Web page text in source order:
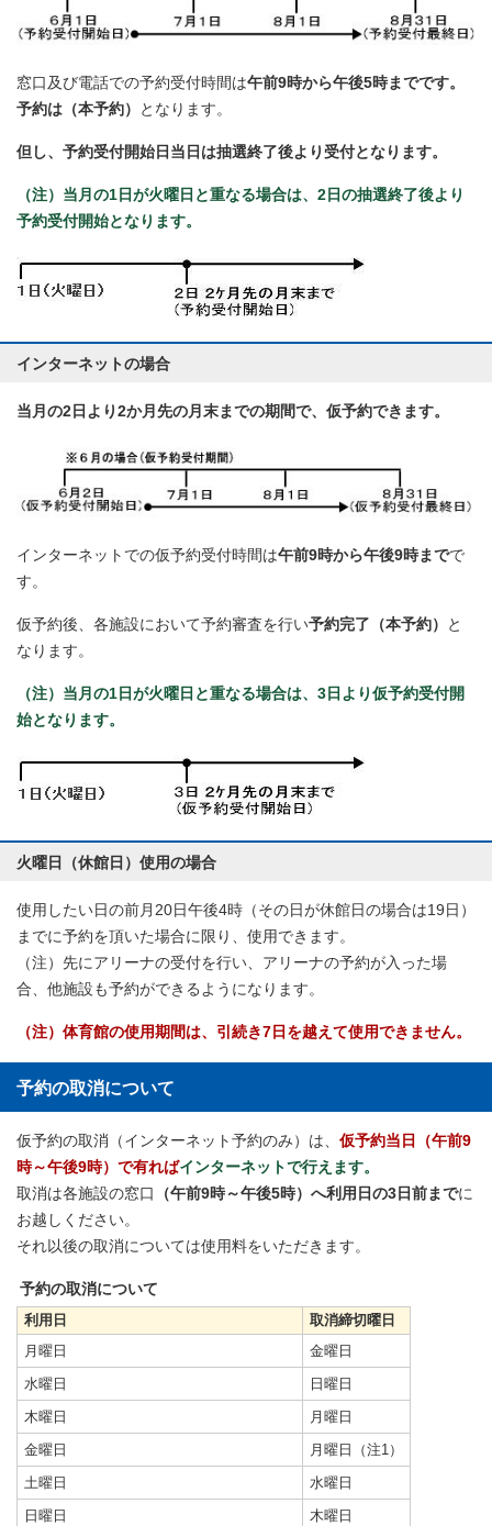
窓口及び電話での予約受付時間は午前9時から午後5時までです。
予約は（本予約）
となります。
但し、予約受付開始日当日は抽選終了後より受付となります。
（注）当月の1日が火曜日と重なる場合は、2日の抽選終了後より
予約受付開始となります。
インターネットの場合
当月の2日より2か月先の月末までの期間で、仮予約できます。
インターネットでの仮予約受付時間は午前9時から午後9時までで
す。
仮予約後、各施設において予約審査を行い予約完了（本予約）
と
なります。
（注）当月の1日が火曜日と重なる場合は、3日より仮予約受付開
始となります。
火曜日（休館日）使用の場合
使用したい日の前月20日午後4時（その日が休館日の場合は19日）
までに予約を頂いた場合に限り、使用できます。
（注）先にアリーナの受付を行い、アリーナの予約が入った場
合、他施設も予約ができるようになります。
（注）体育館の使用期間は、引続き7日を越えて使用できません。
予約の取消について
仮予約の取消（インターネット予約のみ）は、 仮予約当日（午前9
時～午後9時）で有ればインターネットで行えます。
取消は各施設の窓口
（午前9時～午後5時）へ利用日の3日前までに
お越しください。
それ以後の取消については使用料をいただきます。
予約の取消について
利用日
取消締切曜日
月曜日
金曜日
水曜日
日曜日
木曜日
月曜日
金曜日
月曜日（注1）
土曜日
水曜日
日曜日
木曜日